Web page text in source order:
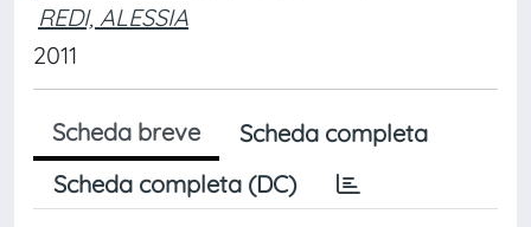
REDI, ALESSIA
2011
Scheda breve
Scheda completa
Scheda completa (DC)